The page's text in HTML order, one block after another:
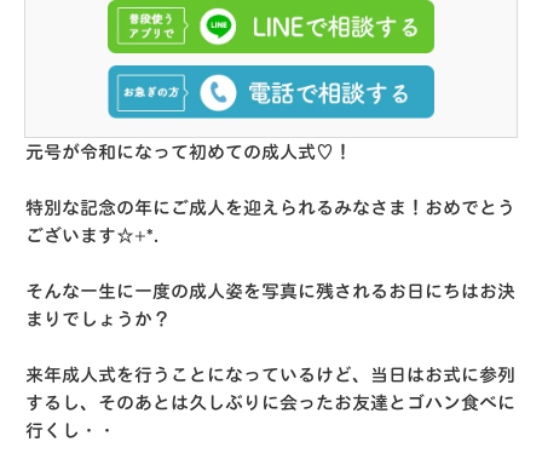
元号が令和になって初めての成人式♡！
特別な記念の年にご成人を迎えられるみなさま！おめでとう
ございます☆+*.
そんな一生に一度の成人姿を写真に残されるお日にちはお決
まりでしょうか？
来年成人式を行うことになっているけど、当日はお式に参列
するし、そのあとは久しぶりに会ったお友達とゴハン食べに
行くし・・